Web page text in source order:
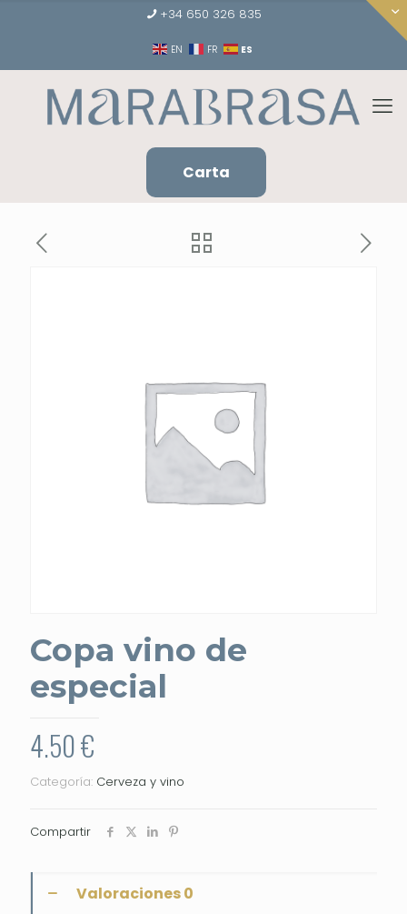
+34 650 326 835
EN FR ES
Carta
Copa vino de
especial
4.50€
Categoría: Cerveza y vino
Compartir
Valoraciones0